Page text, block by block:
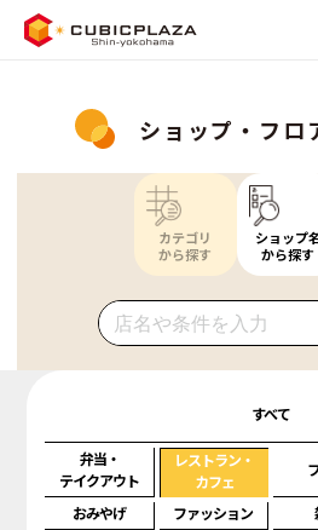
ショップ・フロ
カテゴリ
から探す
ショップ
から探す
すべて
弁当・
テイクアウト
レストラン・
カフェ
おみやげ ファッション